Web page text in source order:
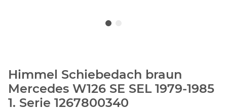
Himmel Schiebedach braun
Mercedes W126 SE SEL 1979-1985
1. Serie 1267800340